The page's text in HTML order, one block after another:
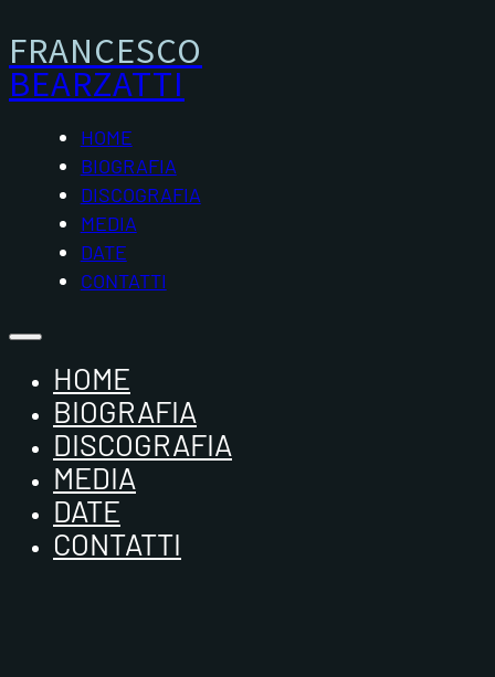
FRANCESCO
BEARZATTI
HOME
BIOGRAFIA
DISCOGRAFIA
MEDIA
DATE
CONTATTI
HOME
BIOGRAFIA
DISCOGRAFIA
MEDIA
DATE
CONTATTI